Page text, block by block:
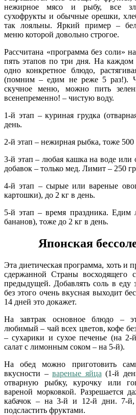
нежирное мясо и рыбу, все
сухофрукты и обычные орешки,
так лояльны. Яркий пример –
меню которой довольно строгое.
Рассчитана «программа без соли»
пять этапов по три дня. На каждом
одно конкретное блюдо,
(помним – едим не реже 5 раз!).
скучное меню, можно пить
всенепременно! – чистую воду.
1-й этап – куриная грудка
день.
2-й этап – нежирная рыбка, тоже 500
3-й этап – любая кашка на воде или
добавок – только мед. Лимит – 250
4-й этап – сырые или вареные
картошки), до 2 кг в день.
5-й этап – время праздника.
бананов), тоже до 2 кг в день.
Японская
Эта диетическая программа, хоть и
сдержанной Страны восходящего
предыдущей. Добавлять соль в еду
без этого очень вкусная выходит
14 дней это докажет.
На завтрак основное блюдо –
любимый – чай всех цветов, кофе
– сухарики и сухое печенье (на
салат с лимонным соком – на 5-й).
На обед можно приготовить
вкусности – вареные яйца (1-й
отварную рыбку, курочку или
вареной морковкой. Разрешается
кабачок – на 3-й и 12-й дни. 7-
подсластить фруктами.